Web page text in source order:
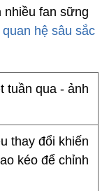
fan sững
hệ sâu sắc
thay đổi khiến
kéo để chỉnh